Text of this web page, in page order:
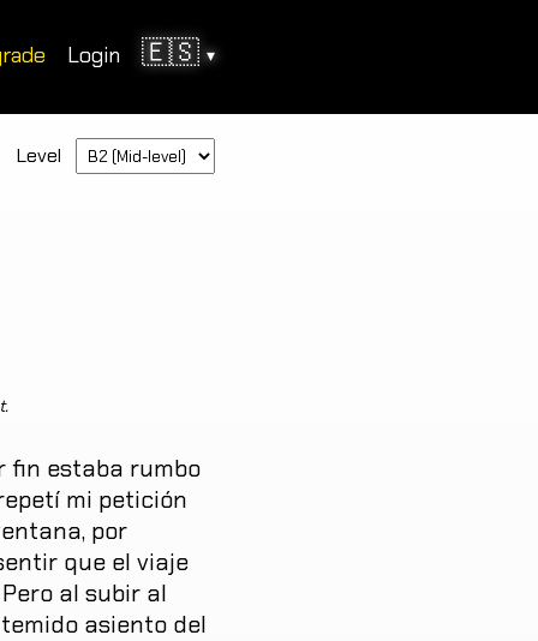
Login 🇪🇸▾
Level
fin estaba rumbo
mi petición
, por
que el viaje
Pero al subir al
temido asiento del